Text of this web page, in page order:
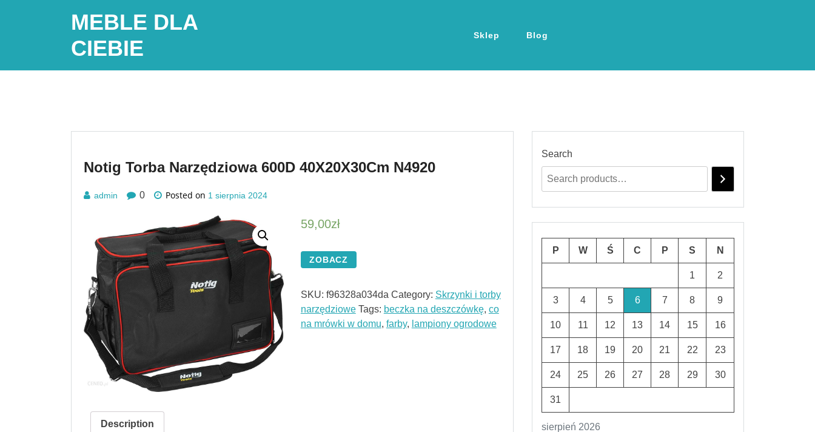
MEBLE DLA
CIEBIE
Sklep Blog
Notig Torba Narzędziowa 600D 40X20X30Cm N4920
admin 0 Posted on 1 sierpnia 2024
59,00zł
ZOBACZ
SKU: f96328a034da Category: Skrzynki i torby
narzędziowe Tags: beczka na deszczówkę, co
na mrówki w domu, farby, lampiony ogrodowe
Description
Search
sierpień 2026
P W Ś C P S N
1 2
3 4 5 6 7 8 9
10 11 12 13 14 15 16
17 18 19 20 21 22 23
24 25 26 27 28 29 30
31